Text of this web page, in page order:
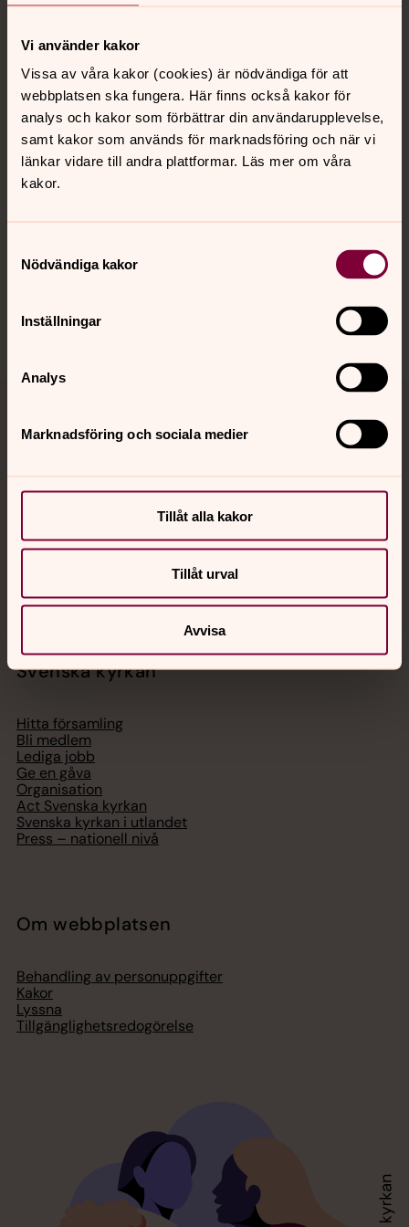
Vi använder kakor
Vissa av våra kakor (cookies) är nödvändiga för att
webbplatsen ska fungera. Här finns också kakor för
analys och kakor som förbättrar din användarupplevelse,
samt kakor som används för marknadsföring och när vi
länkar vidare till andra plattformar. Läs mer om våra
kakor.
Nödvändiga kakor
Inställningar
Analys
Marknadsföring och sociala medier
Tillåt alla kakor
Tillåt urval
Avvisa
Kontakt
Kalender
Sociala kanaler
Jourhavande präst
Chatt
Svenska kyrkan
Hitta församling
Bli medlem
Lediga jobb
Ge en gåva
Organisation
Act Svenska kyrkan
Svenska kyrkan i utlandet
Press – nationell nivå
Om webbplatsen
Behandling av personuppgifter
Kakor
Lyssna
Tillgänglighetsredogörelse